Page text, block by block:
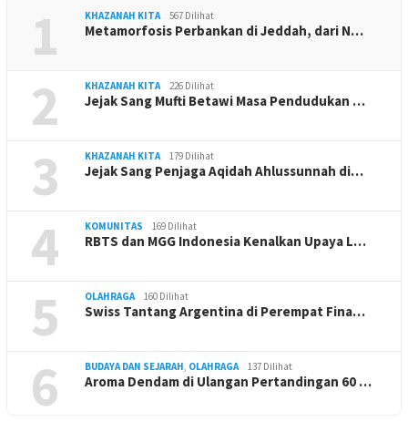
1 KHAZANAH KITA 567 Dilihat
Metamorfosis Perbankan di Jeddah, dari N…
2 KHAZANAH KITA 226 Dilihat
Jejak Sang Mufti Betawi Masa Pendudukan …
3 KHAZANAH KITA 179 Dilihat
Jejak Sang Penjaga Aqidah Ahlussunnah di…
4 KOMUNITAS 169 Dilihat
RBTS dan MGG Indonesia Kenalkan Upaya L…
5 OLAHRAGA 160 Dilihat
Swiss Tantang Argentina di Perempat Fina…
6 BUDAYA DAN SEJARAH, OLAHRAGA 137 Dilihat
Aroma Dendam di Ulangan Pertandingan 60 …